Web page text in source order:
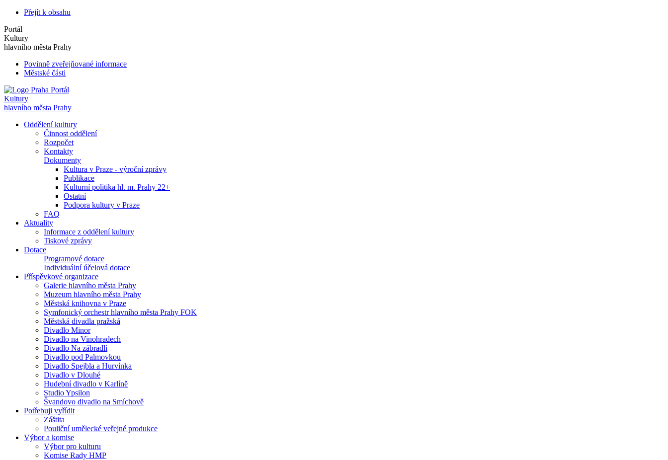
Přejít k obsahu
Portál
Kultury
hlavního města Prahy
Povinně zveřejňované informace
Městské části
Portál
Kultury
hlavního města Prahy
Oddělení kultury
Činnost oddělení
Rozpočet
Kontakty
Dokumenty
Kultura v Praze - výroční zprávy
Publikace
Kulturní politika hl. m. Prahy 22+
Ostatní
Podpora kultury v Praze
FAQ
Aktuality
Informace z oddělení kultury
Tiskové zprávy
Dotace
Programové dotace
Individuální účelová dotace
Příspěvkové organizace
Galerie hlavního města Prahy
Muzeum hlavního města Prahy
Městská knihovna v Praze
Symfonický orchestr hlavního města Prahy FOK
Městská divadla pražská
Divadlo Minor
Divadlo na Vinohradech
Divadlo Na zábradlí
Divadlo pod Palmovkou
Divadlo Spejbla a Hurvínka
Divadlo v Dlouhé
Hudební divadlo v Karlíně
Studio Ypsilon
Švandovo divadlo na Smíchově
Potřebuji vyřídit
Záštita
Pouliční umělecké veřejné produkce
Výbor a komise
Výbor pro kulturu
Komise Rady HMP